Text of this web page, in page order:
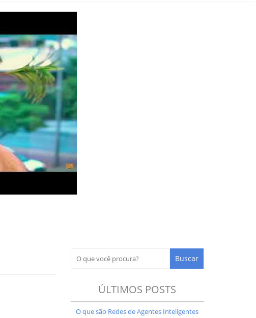
ÚLTIMOS POSTS
O que são Redes de Agentes Inteligentes